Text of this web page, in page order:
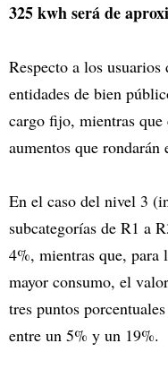
325 kwh será de
Respecto a los
entidades de bien
cargo fijo, mientras
aumentos que
En el caso del nivel 3
subcategorías de R1 a
4%, mientras que, para
mayor consumo, el
tres puntos
entre un 5% y un 19%.